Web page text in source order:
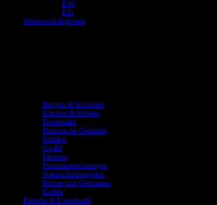
E10
E11
Sehenswürdigkeiten
Burgen & Schlösser
Kirchen & Klöster
Denkmäler
Historische Gebäude
Mühlen
Gipfel
Museen
Freizeiteinrichtungen
Naturschutzprojekte
Römer und Germanen
Kelten
Einkehr & Unterkunft